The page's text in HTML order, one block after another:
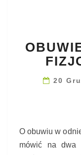
20
O obuwiu w
mówić na dwa